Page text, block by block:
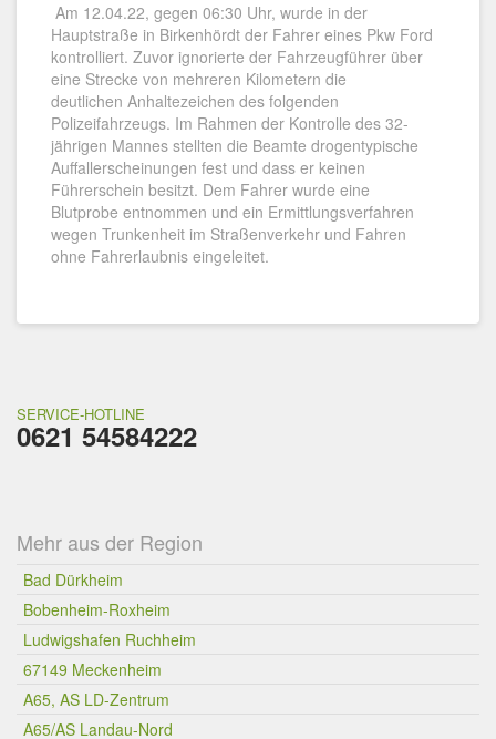
Am 12.04.22, gegen 06:30 Uhr, wurde in der
Hauptstraße in Birkenhördt der Fahrer eines Pkw Ford
kontrolliert. Zuvor ignorierte der Fahrzeugführer über
eine Strecke von mehreren Kilometern die
deutlichen Anhaltezeichen des folgenden
Polizeifahrzeugs. Im Rahmen der Kontrolle des 32-
jährigen Mannes stellten die Beamte drogentypische
Auffallerscheinungen fest und dass er keinen
Führerschein besitzt. Dem Fahrer wurde eine
Blutprobe entnommen und ein Ermittlungsverfahren
wegen Trunkenheit im Straßenverkehr und Fahren
ohne Fahrerlaubnis eingeleitet.
SERVICE-HOTLINE
0621 54584222
Mehr aus der Region
Bad Dürkheim
Bobenheim-Roxheim
Ludwigshafen Ruchheim
67149 Meckenheim
A65, AS LD-Zentrum
A65/AS Landau-Nord